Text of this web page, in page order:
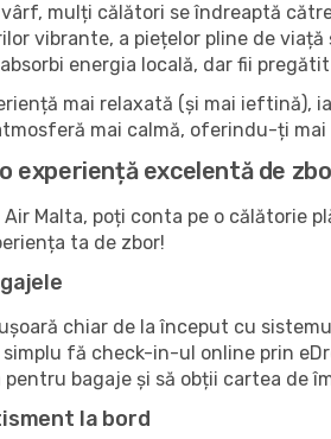
mulți călători se îndreaptă
vibrante, a piețelor pline de
energia locală, dar fii
mai relaxată (și mai ieftină),
mai calmă, oferindu-ți
experiență excelentă de
Air Malta, poți conta pe o
ta de zbor!
chiar de la început cu
fă check-in-ul online prin
bagaje și să obții cartea de
la bord